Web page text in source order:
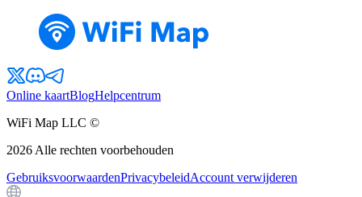
Online kaartBlogHelpcentrum
WiFi Map LLC ©
2026 Alle rechten voorbehouden
GebruiksvoorwaardenPrivacybeleidAccount verwijderen